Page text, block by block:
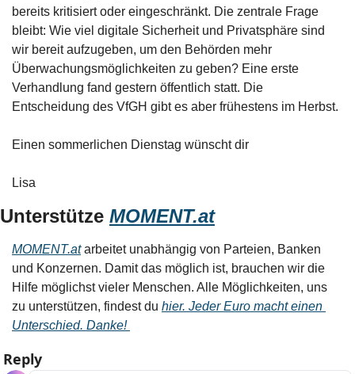
bereits kritisiert oder eingeschränkt. Die zentrale Frage
bleibt: Wie viel digitale Sicherheit und Privatsphäre sind
wir bereit aufzugeben, um den Behörden mehr
Überwachungsmöglichkeiten zu geben? Eine erste
Verhandlung fand gestern öffentlich statt. Die
Entscheidung des VfGH gibt es aber frühestens im Herbst.
Einen sommerlichen Dienstag wünscht dir
Lisa
Unterstütze MOMENT.at
MOMENT.at arbeitet unabhängig von Parteien, Banken
und Konzernen. Damit das möglich ist, brauchen wir die
Hilfe möglichst vieler Menschen. Alle Möglichkeiten, uns
zu unterstützen, findest du hier. Jeder Euro macht einen
Unterschied. Danke!
Reply